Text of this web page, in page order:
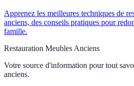
Apprenez les meilleures techniques de
anciens, des conseils pratiques pour
famille.
Restauration Meubles Anciens
Votre source d'information pour tout
anciens.